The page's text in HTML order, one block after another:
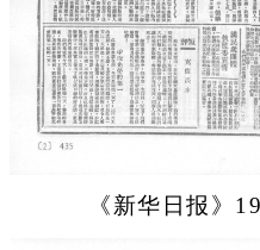
《新华日报》